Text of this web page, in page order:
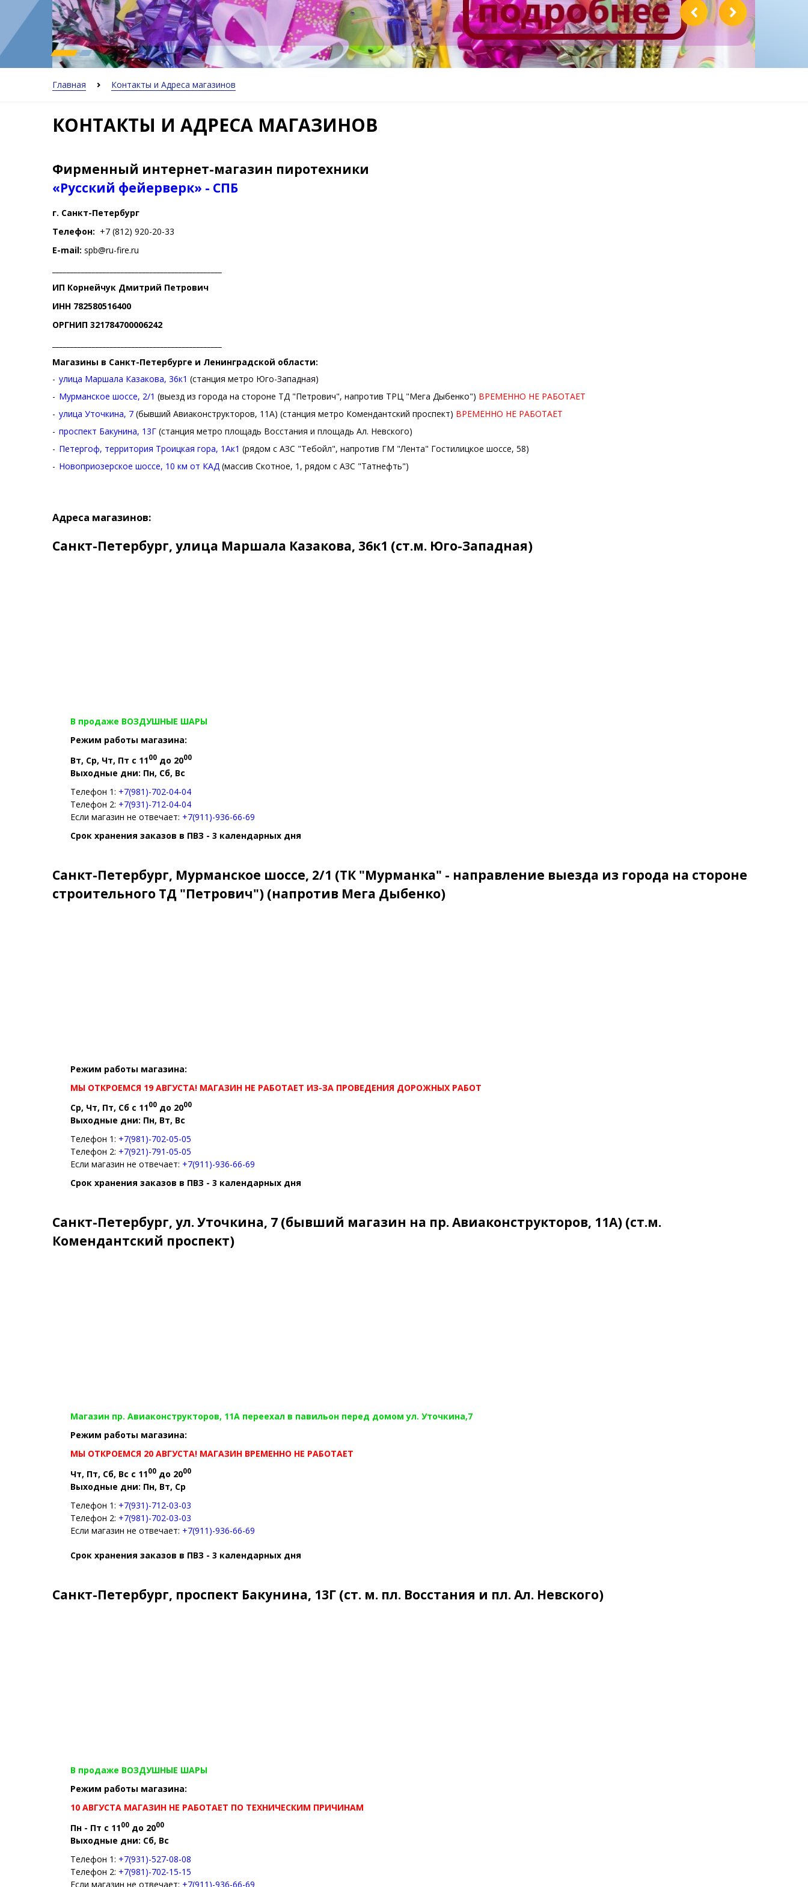
Главная Контакты и Адреса магазинов
КОНТАКТЫ И АДРЕСА МАГАЗИНОВ
Фирменный интернет-магазин пиротехники
«Русский фейерверк» - СПБ
г. Санкт-Петербург
Телефон: +7 (812) 920-20-33
E-mail: spb@ru-fire.ru
ИП Корнейчук Дмитрий Петрович
ИНН 782580516400
ОРГНИП 321784700006242
Магазины в Санкт-Петербурге и Ленинградской области:
улица Маршала Казакова, 36к1 (станция метро Юго-Западная)
Мурманское шоссе, 2/1 (выезд из города на стороне ТД "Петрович", напротив ТРЦ "Мега Дыбенко") ВРЕМЕННО НЕ РАБОТАЕТ
улица Уточкина, 7 (бывший Авиаконструкторов, 11А) (станция метро Комендантский проспект) ВРЕМЕННО НЕ РАБОТАЕТ
проспект Бакунина, 13Г (станция метро площадь Восстания и площадь Ал. Невского)
Петергоф, территория Троицкая гора, 1Ак1 (рядом с АЗС "Тебойл", напротив ГМ "Лента" Гостилицкое шоссе, 58)
Новоприозерское шоссе, 10 км от КАД (массив Скотное, 1, рядом с АЗС "Татнефть")
Адреса магазинов:
Санкт-Петербург, улица Маршала Казакова, 36к1 (ст.м. Юго-Западная)
В продаже ВОЗДУШНЫЕ ШАРЫ
Режим работы магазина:
Вт, Ср, Чт, Пт с 1100 до 2000
Выходные дни: Пн, Сб, Вс
Телефон 1: +7(981)-702-04-04
Телефон 2: +7(931)-712-04-04
Если магазин не отвечает: +7(911)-936-66-69
Срок хранения заказов в ПВЗ - 3 календарных дня
Санкт-Петербург, Мурманское шоссе, 2/1 (ТК "Мурманка" - направление выезда из города на стороне
строительного ТД "Петрович") (напротив Мега Дыбенко)
Режим работы магазина:
МЫ ОТКРОЕМСЯ 19 АВГУСТА! МАГАЗИН НЕ РАБОТАЕТ ИЗ-ЗА ПРОВЕДЕНИЯ ДОРОЖНЫХ РАБОТ
Ср, Чт, Пт, Сб с 1100 до 2000
Выходные дни: Пн, Вт, Вс
Телефон 1: +7(981)-702-05-05
Телефон 2: +7(921)-791-05-05
Если магазин не отвечает: +7(911)-936-66-69
Срок хранения заказов в ПВЗ - 3 календарных дня
Санкт-Петербург, ул. Уточкина, 7 (бывший магазин на пр. Авиаконструкторов, 11А) (ст.м.
Комендантский проспект)
Магазин пр. Авиаконструкторов, 11А переехал в павильон перед домом ул. Уточкина,7
Режим работы магазина:
МЫ ОТКРОЕМСЯ 20 АВГУСТА! МАГАЗИН ВРЕМЕННО НЕ РАБОТАЕТ
Чт, Пт, Сб, Вс с 1100 до 2000
Выходные дни: Пн, Вт, Ср
Телефон 1: +7(931)-712-03-03
Телефон 2: +7(981)-702-03-03
Если магазин не отвечает: +7(911)-936-66-69
Срок хранения заказов в ПВЗ - 3 календарных дня
Санкт-Петербург, проспект Бакунина, 13Г (ст. м. пл. Восстания и пл. Ал. Невского)
В продаже ВОЗДУШНЫЕ ШАРЫ
Режим работы магазина:
10 АВГУСТА МАГАЗИН НЕ РАБОТАЕТ ПО ТЕХНИЧЕСКИМ ПРИЧИНАМ
Пн - Пт с 1100 до 2000
Выходные дни: Сб, Вс
Телефон 1: +7(931)-527-08-08
Телефон 2: +7(981)-702-15-15
Если магазин не отвечает: +7(911)-936-66-69